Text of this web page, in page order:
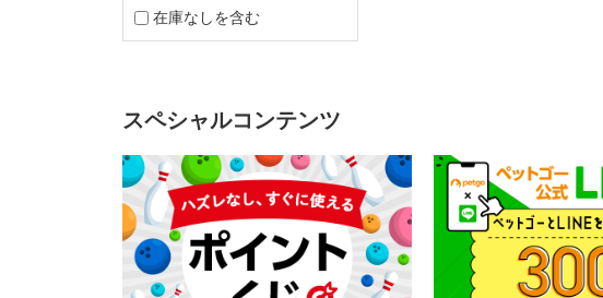
在庫なしを含む
スペシャルコンテンツ